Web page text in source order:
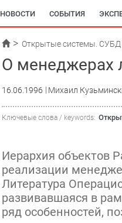
НОВОСТИ СОБЫТИЯ
Открытые системы. СУБД
О менеджерах
16.06.1996 Михаил
Ключевые слова / keywords:
Иерархия объектов
реализации
Литература
развивавшаяся в
ряд особенностей,